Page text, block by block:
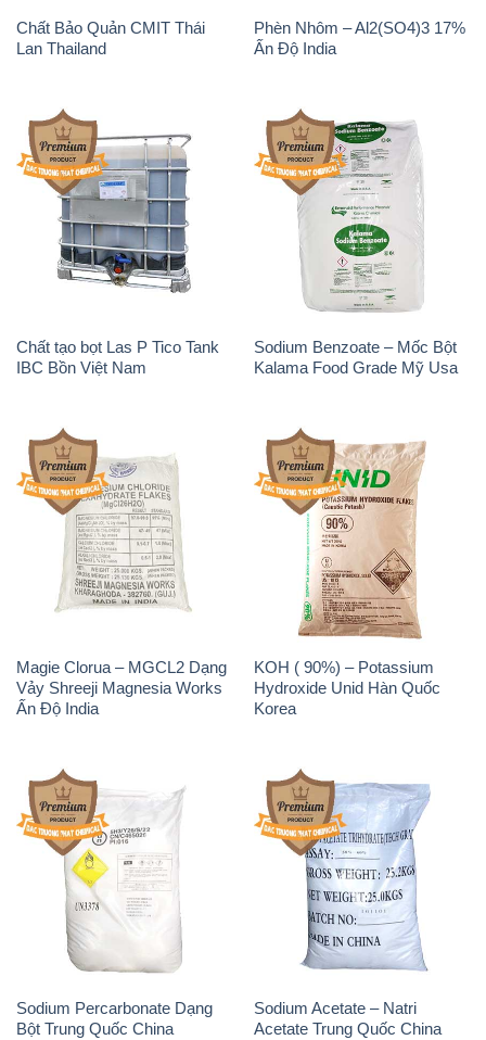
Chất Bảo Quản CMIT Thái
Lan Thailand
Phèn Nhôm – Al2(SO4)3 17%
Ấn Độ India
Chất tạo bọt Las P Tico Tank
IBC Bồn Việt Nam
Sodium Benzoate – Mốc Bột
Kalama Food Grade Mỹ Usa
Magie Clorua – MGCL2 Dạng
Vảy Shreeji Magnesia Works
Ấn Độ India
KOH ( 90%) – Potassium
Hydroxide Unid Hàn Quốc
Korea
Sodium Percarbonate Dạng
Bột Trung Quốc China
Sodium Acetate – Natri
Acetate Trung Quốc China